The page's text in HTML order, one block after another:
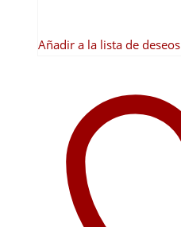
Añadir a la lista de deseos